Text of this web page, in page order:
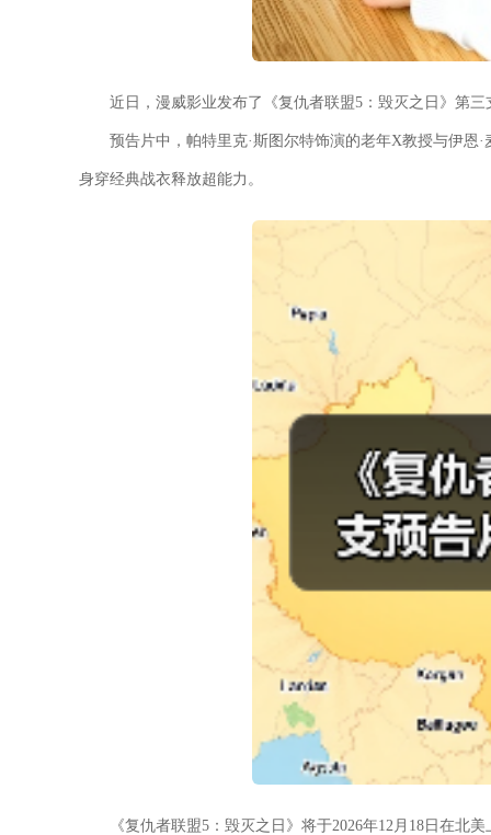
近日，漫威影业发布了《复仇者联盟5：毁灭之日》第
预告片中，帕特里克·斯图尔特饰演的老年X教授与伊恩
身穿经典战衣释放超能力。
《复仇者联盟5：毁灭之日》将于2026年12月18日在北